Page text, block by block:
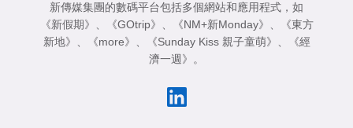
新傳媒集團的數碼平台包括多個網站和應用程式，如
《新假期》 、 《GOtrip》 、 《NM+新Monday》 、
《東方
新地》 、 《more》 、 《Sunday Kiss 親子童萌》 、
《經
濟一週》 。